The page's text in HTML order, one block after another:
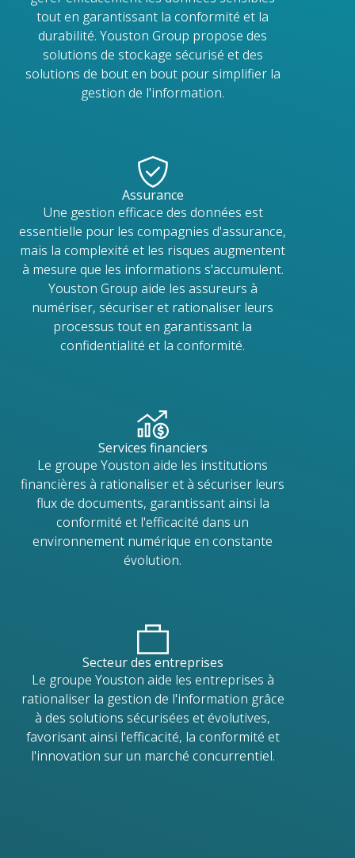
tout en garantissant la conformité et la
durabilité. Youston Group propose des
solutions de stockage sécurisé et des
solutions de bout en bout pour simplifier la
gestion de l'information.
Assurance
Une gestion efficace des données est
essentielle pour les compagnies d'assurance,
mais la complexité et les risques augmentent
à mesure que les informations s'accumulent.
Youston Group aide les assureurs à
numériser, sécuriser et rationaliser leurs
processus tout en garantissant la
confidentialité et la conformité.
Services financiers
Le groupe Youston aide les institutions
financières à rationaliser et à sécuriser leurs
flux de documents, garantissant ainsi la
conformité et l'efficacité dans un
environnement numérique en constante
évolution.
Secteur des entreprises
Le groupe Youston aide les entreprises à
rationaliser la gestion de l'information grâce
à des solutions sécurisées et évolutives,
favorisant ainsi l'efficacité, la conformité et
l'innovation sur un marché concurrentiel.